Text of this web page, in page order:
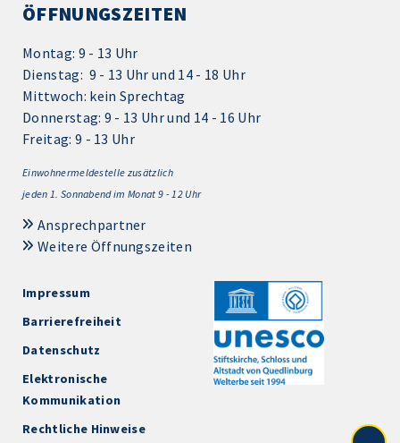
ÖFFNUNGSZEITEN
Montag: 9 - 13 Uhr
Dienstag: 9 - 13 Uhr und 14 - 18 Uhr
Mittwoch: kein Sprechtag
Donnerstag: 9 - 13 Uhr und 14 - 16 Uhr
Freitag: 9 - 13 Uhr
Einwohnermeldestelle zusätzlich
jeden 1. Sonnabend im Monat 9 - 12 Uhr
Ansprechpartner
Weitere Öffnungszeiten
Impressum
Barrierefreiheit
Datenschutz
Elektronische
Kommunikation
Rechtliche Hinweise